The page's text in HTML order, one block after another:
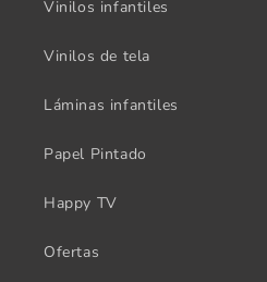
Vinilos infantiles
Vinilos de tela
Láminas infantiles
Papel Pintado
Happy TV
Ofertas